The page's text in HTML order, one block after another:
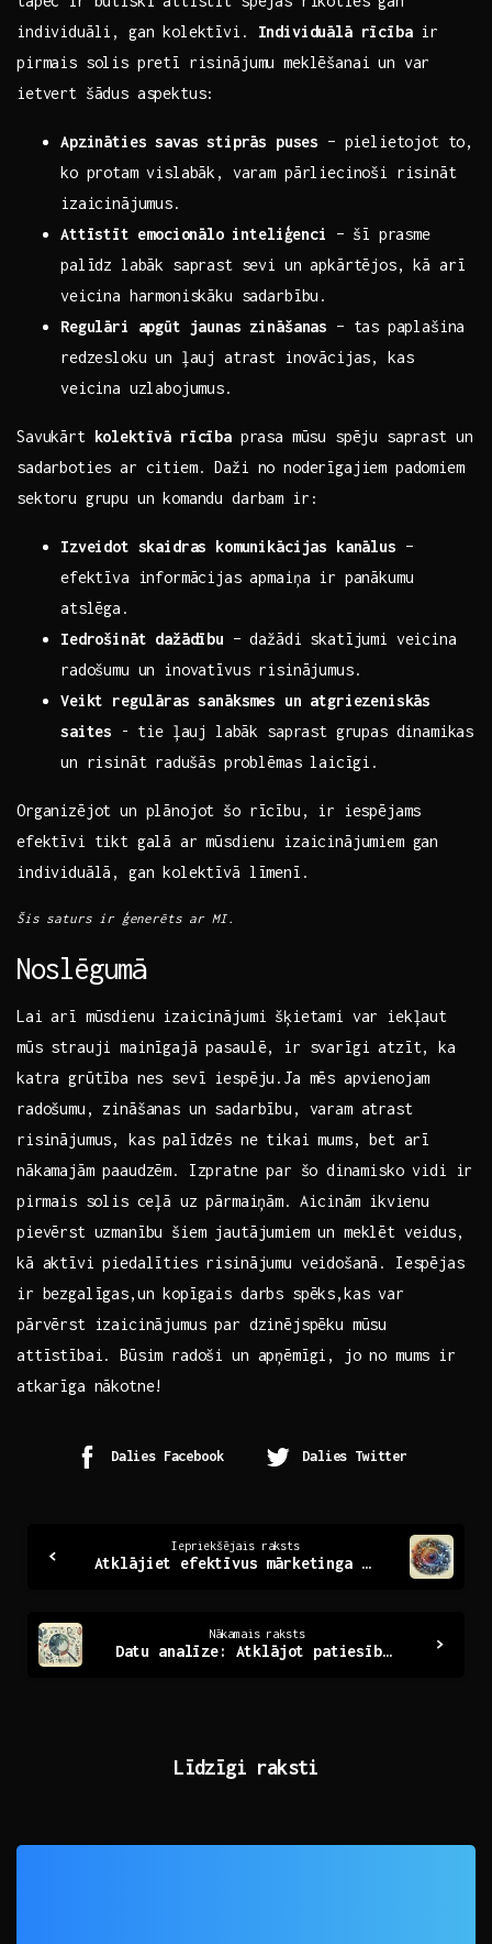
individuāli, gan kolektīvi. Individuālā rīcībair
pirmais solis pretī​ risinājumu meklēšanai un​ var
ietvert šādus aspektus:
Apzināties ‍savas stiprās⁤ puses – pielietojot to,
ko protam vislabāk, varam pārliecinoši risināt
izaicinājumus.
Attīstīt⁣ emocionālo⁤ inteliģenci
– šī prasme
palīdz labāk saprast sevi un apkārtējos, kā arī
veicina harmoniskāku ‌sadarbību.
Regulāri apgūt jaunas zināšanas – tas ⁣paplašina
redzesloku un ļauj atrast inovācijas, kas
veicina ‌uzlabojumus.
Savukārt kolektīvā rīcība ⁤prasa mūsu spēju saprast un
sadarboties ar citiem. Daži no noderīgajiem padomiem
sektoru grupu un‌ komandu darbam ir:
Izveidot skaidras komunikācijas kanālus –
efektīva informācijas apmaiņa ir panākumu
atslēga.
Iedrošināt dažādību – dažādi skatījumi veicina
radošumu un inovatīvus risinājumus.
Veikt regulāras sanāksmes un atgriezeniskās
saites -⁢ tie ļauj ‌labāk saprast grupas dinamikas
un risināt⁤ radušās problēmas laicīgi.
Organizējot un plānojot šo rīcību,⁤ ir iespējams
efektīvi tikt galā ar mūsdienu izaicinājumiem gan
individuālā, gan kolektīvā līmenī.
Šis saturs ir ģenerēts ar MI.
Noslēgumā
Lai arī mūsdienu ‌izaicinājumi šķietami var iekļaut
mūs ‌strauji mainīgajā pasaulē, ir svarīgi atzīt, ka
katra grūtība nes sevī iespēju.Ja‌ mēs apvienojam
radošumu, zināšanas un sadarbību, varam atrast
risinājumus, kas palīdzēs ne⁢ tikai mums,‌ bet arī
nākamajām paaudzēm. Izpratne⁤ par šo ⁣dinamisko vidi ir
⁤pirmais solis ceļā uz pārmaiņām.⁢ Aicinām‍ ikvienu
pievērst uzmanību šiem jautājumiem un meklēt veidus,
kā aktīvi piedalīties risinājumu veidošanā. Iespējas
ir bezgalīgas,un kopīgais darbs spēks,kas var
pārvērst izaicinājumus par dzinējspēku mūsu
attīstībai.‌ Būsim radoši un apņēmīgi, jo no mums ir
atkarīga nākotne!
Dalies Facebook Dalies Twitter
Reading
Iepriekšējais raksts
Atklājiet efektīvus mārketinga stratēģijas noslēpumus
Nākamais raksts
Datu analīze: Atklājot patiesību skaitļos un tendencēs
Līdzīgi raksti